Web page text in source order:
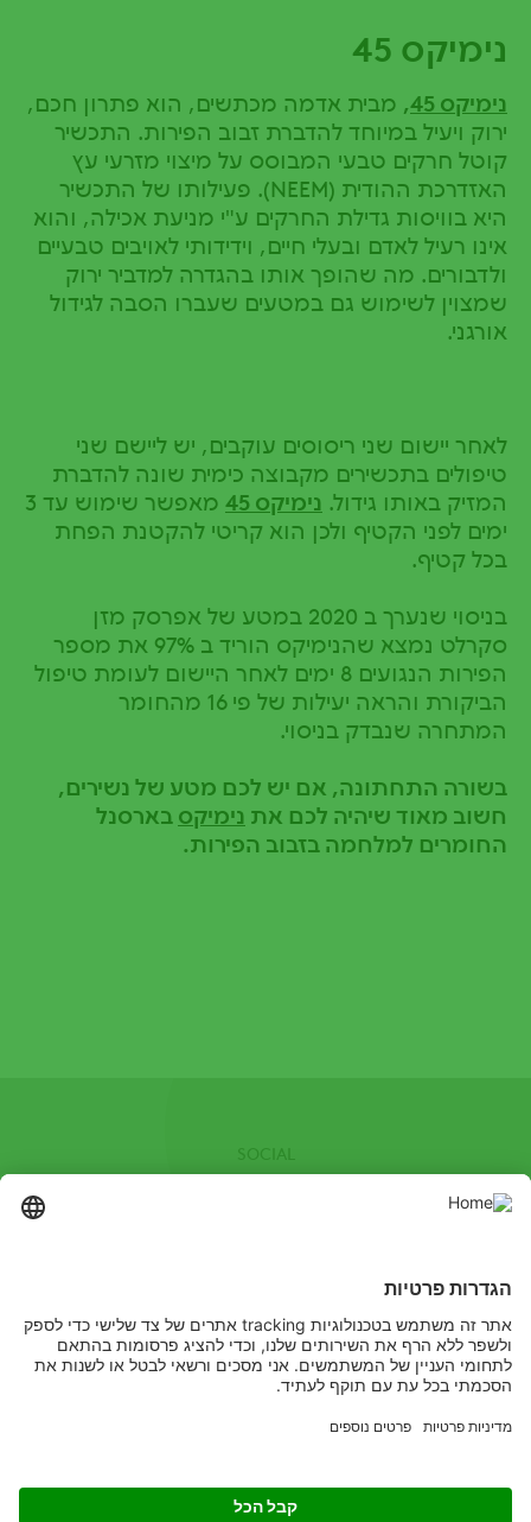
נימיקס 45
נימיקס 45
, מבית אדמה מכתשים, הוא פתרון חכם,
ירוק ויעיל במיוחד להדברת זבוב הפירות. התכשיר
קוטל חרקים טבעי המבוסס על מיצוי מזרעי עץ
האזדרכת ההודית (NEEM). פעילותו של התכשיר
היא בוויסות גדילת החרקים ע"י מניעת אכילה, והוא
אינו רעיל לאדם ובעלי חיים, וידידותי לאויבים טבעיים
ולדבורים. מה שהופך אותו בהגדרה למדביר ירוק
שמצוין לשימוש גם במטעים שעברו הסבה לגידול
אורגני.
לאחר יישום שני ריסוסים עוקבים, יש ליישם שני
טיפולים בתכשירים מקבוצה כימית שונה להדברת
המזיק באותו גידול. נימיקס 45
מאפשר שימוש עד 3
ימים לפני הקטיף ולכן הוא קריטי להקטנת הפחת
בכל קטיף.
בניסוי שנערך ב 2020 במטע של אפרסק מזן
סקרלט נמצא שהנימיקס הוריד ב 97% את מספר
הפירות הנגועים 8 ימים לאחר היישום לעומת טיפול
הביקורת והראה יעילות של פי 16 מהחומר
המתחרה שנבדק בניסוי.
בשורה התחתונה, אם יש לכם מטע של נשירים,
חשוב מאוד שיהיה לכם את נימיקס בארסנל
החומרים למלחמה בזבוב הפירות.
SOCIAL
Copyright© ADAMA